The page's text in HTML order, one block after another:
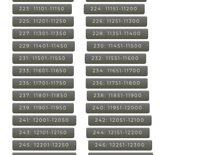
223: 11101-11150 224: 11151-11200
225: 11201-11250 226: 11251-11300
227: 11301-11350 228: 11351-11400
229: 11401-11450 230: 11451-11500
231: 11501-11550 232: 11551-11600
233: 11601-11650 234: 11651-11700
235: 11701-11750 236: 11751-11800
237: 11801-11850 238: 11851-11900
239: 11901-11950 240: 11951-12000
241: 12001-12050 242: 12051-12100
243: 12101-12150 244: 12151-12200
245: 12201-12250 246: 12251-12300